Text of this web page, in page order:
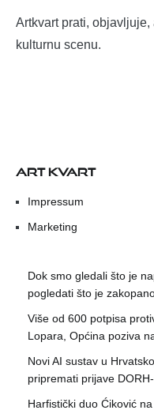
Artkvart prati,
kulturnu scenu.
ART KVART
Impressum
Marketing
Dok smo gledali što je
pogledati što je
Više od 600 potpisa
Lopara, Općina poziva
Novi AI sustav u
pripremati prijave
Harfistički duo Ćiković